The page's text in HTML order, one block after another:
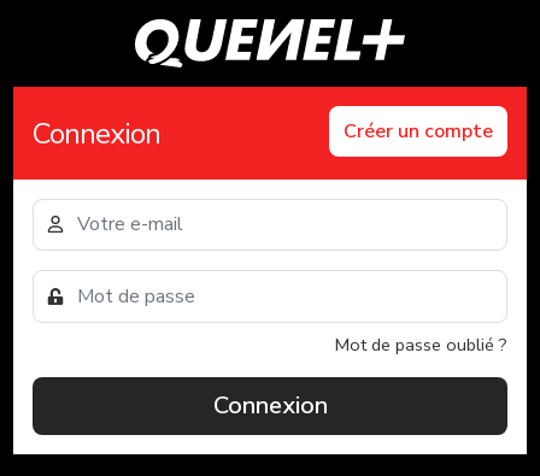
Connexion Créer un compte
Mot de passe oublié ?
Connexion